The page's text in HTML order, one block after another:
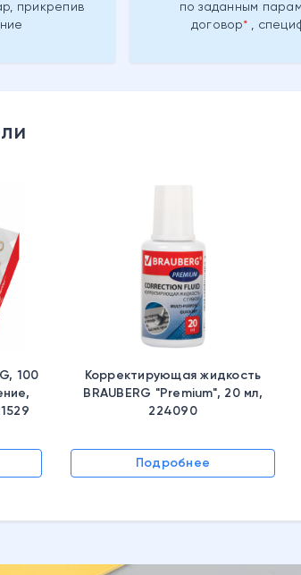
прикрепив
по заданным
договор ,
100
Корректирующая жидкость
BRAUBERG "Premium", 20 мл,
224090
Подробнее